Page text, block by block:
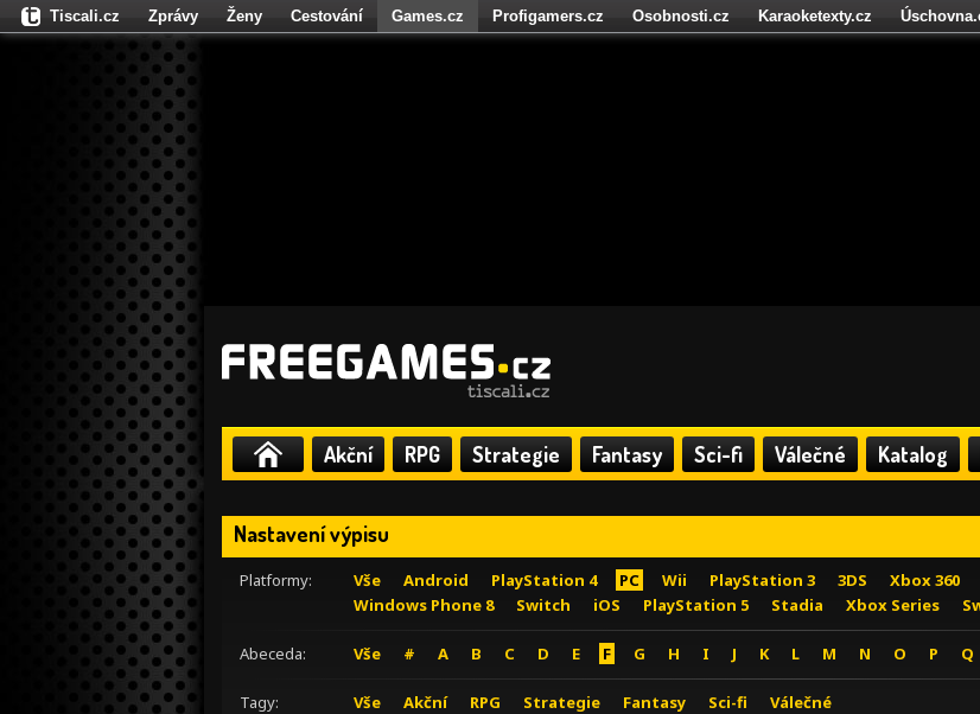
Akční RPG Strategie Fantasy Sci-fi Válečné Katalog
Nastavení výpisu
Platformy: Vše Android PlayStation 4 PC Wii PlayStation 3 3DS Xbox 360
Windows Phone 8
Switch iOS PlayStation 5 Stadia Xbox Series
Abeceda: Vše # A B C D E F G H I J K L M N O P Q
Tagy: Vše Akční RPG Strategie Fantasy Sci-fi Válečné
Tiscali.cz Zprávy Ženy Cestování Games.cz Profigamers.cz Osobnosti.cz Karaoketexty.cz
Fights.cz